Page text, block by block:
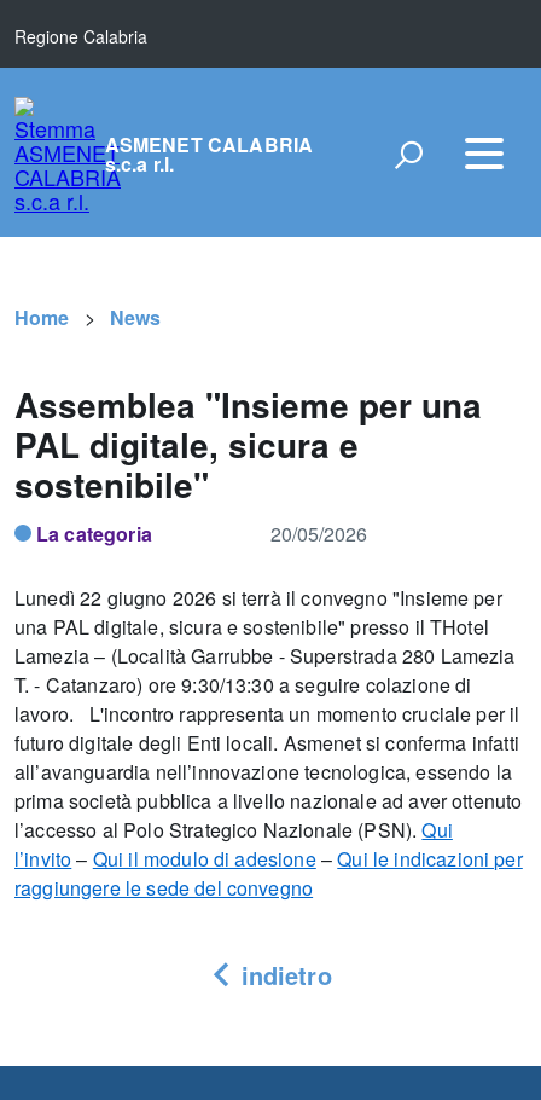
Regione Calabria
ASMENET CALABRIA
s.c.a r.l.
Home News
Assemblea "Insieme per una
PAL digitale, sicura e
sostenibile"
La categoria 20/05/2026
Lunedì 22 giugno 2026 si terrà il convegno "Insieme per
una PAL digitale, sicura e sostenibile" presso il THotel
Lamezia – (Località Garrubbe - Superstrada 280 Lamezia
T. - Catanzaro) ore 9:30/13:30 a seguire colazione di
lavoro. L'incontro rappresenta un momento cruciale per il
futuro digitale degli Enti locali. Asmenet si conferma infatti
all’avanguardia nell’innovazione tecnologica, essendo la
prima società pubblica a livello nazionale ad aver ottenuto
l’accesso al Polo Strategico Nazionale (PSN).Qui
l’invito– Qui il modulo di adesione–Qui le indicazioni per
raggiungere le sede del convegno
indietro